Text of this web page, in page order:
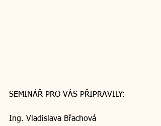
SEMINÁŘ PRO VÁS PŘIPRAVILY:
Ing. Vladislava Břachová